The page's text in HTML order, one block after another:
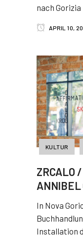
nach
APRIL 10,
KULTUR
ZRCALO
ANNIBEL
In Nova
Installation